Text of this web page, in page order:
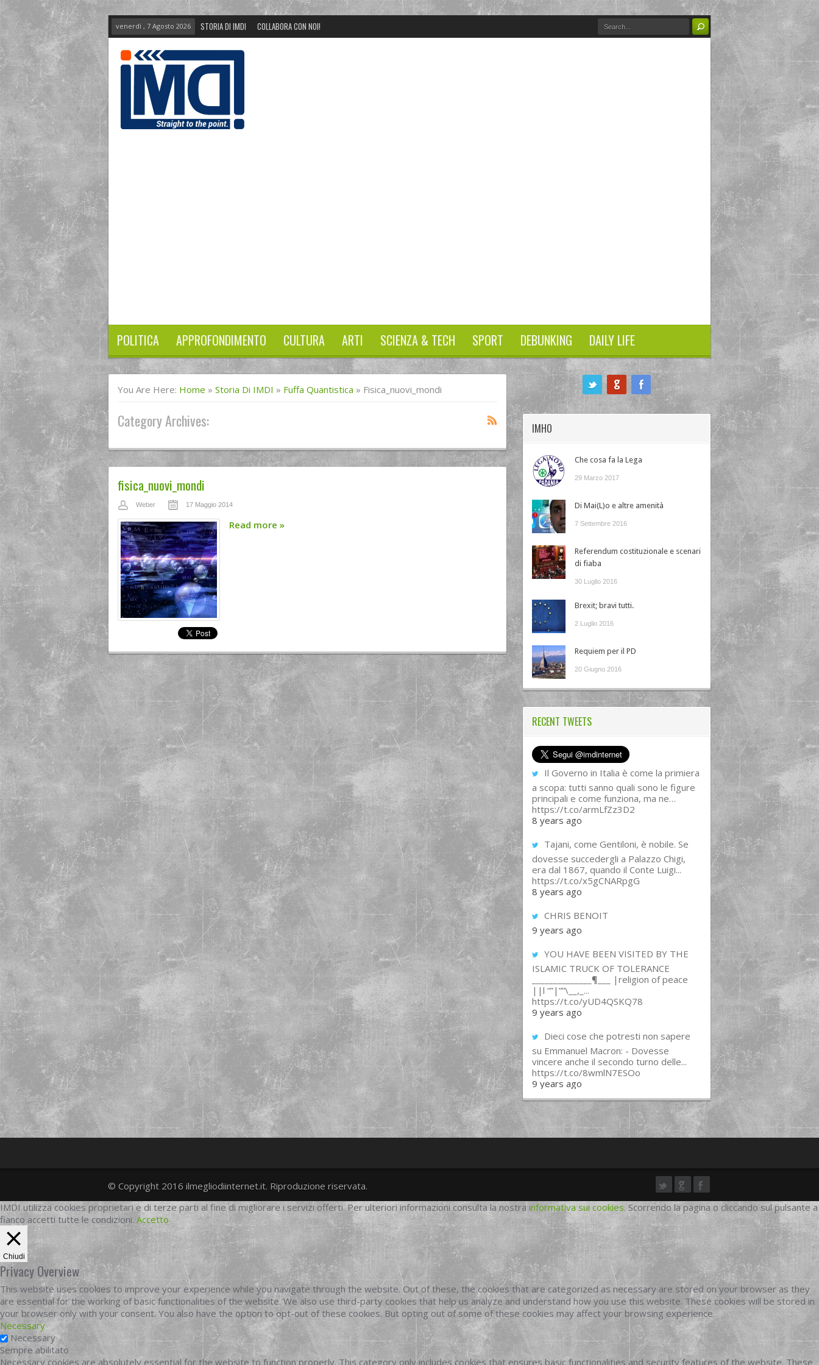
venerdì , 7 Agosto 2026 STORIA DI IMDI COLLABORA CON NOI!
POLITICA APPROFONDIMENTO CULTURA ARTI SCIENZA & TECH SPORT DEBUNKING DAILY LIFE
You Are Here: Home » Storia Di IMDI » Fuffa Quantistica » Fisica_nuovi_mondi
Category Archives:
fisica_nuovi_mondi
Weber 17 Maggio 2014
Read more »
IMHO
Che cosa fa la Lega
29 Marzo 2017
Di Mai(L)o e altre amenità
7 Settembre 2016
Referendum costituzionale e scenari
di fiaba
30 Luglio 2016
Brexit; bravi tutti.
2 Luglio 2016
Requiem per il PD
20 Giugno 2016
RECENT TWEETS
Il Governo in Italia è come la primiera
a scopa: tutti sanno quali sono le figure
principali e come funziona, ma ne…
https://t.co/armLfZz3D2
8 years ago
Tajani, come Gentiloni, è nobile. Se
dovesse succedergli a Palazzo Chigi,
era dal 1867, quando il Conte Luigi...
https://t.co/x5gCNARpgG
8 years ago
CHRIS BENOIT
9 years ago
YOU HAVE BEEN VISITED BY THE
ISLAMIC TRUCK OF TOLERANCE
______________¶___ |religion of peace
||l “”|””\__,_...
https://t.co/yUD4QSKQ78
9 years ago
Dieci cose che potresti non sapere
su Emmanuel Macron: - Dovesse
vincere anche il secondo turno delle...
https://t.co/8wmlN7ESOo
9 years ago
twittergoogleplus
facebook
© Copyright 2016 ilmegliodiinternet.it. Riproduzione riservata.
IMDI utilizza cookies proprietari e di terze parti al fine di migliorare i servizi offerti. Per ulteriori informazioni consulta la nostra informativa sui cookies. Scorrendo la pagina o cliccando sul pulsante a
fianco accetti tutte le condizioni. Accetto
Chiudi
Privacy Overview
This website uses cookies to improve your experience while you navigate through the website. Out of these, the cookies that are categorized as necessary are stored on your browser as they
are essential for the working of basic functionalities of the website. We also use third-party cookies that help us analyze and understand how you use this website. These cookies will be stored in
your browser only with your consent. You also have the option to opt-out of these cookies. But opting out of some of these cookies may affect your browsing experience.
Necessary
Necessary
Sempre abilitato
Necessary cookies are absolutely essential for the website to function properly. This category only includes cookies that ensures basic functionalities and security features of the website. These